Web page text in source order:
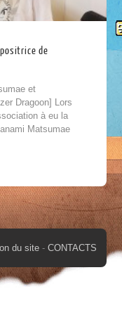
de
et
Dragoon] Lors
à eu la
Matsumae
du site - CONTACTS